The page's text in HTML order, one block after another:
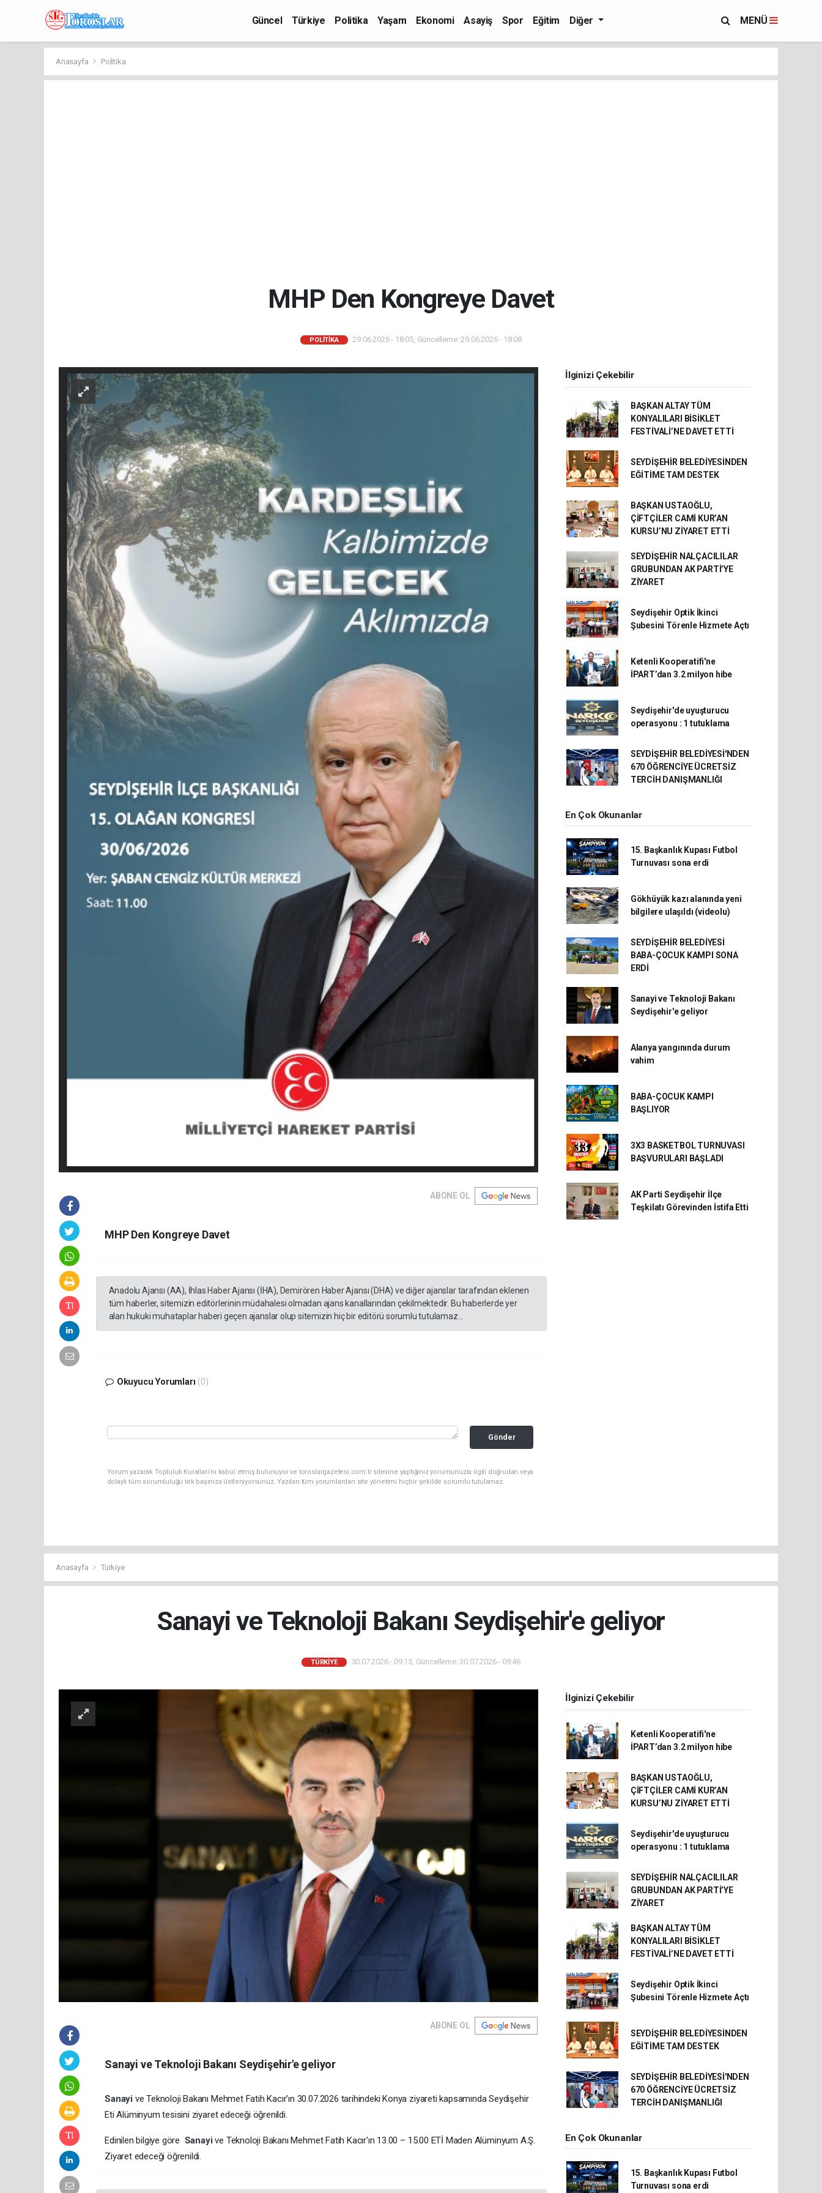
Güncel Türkiye Politika Yaşam Ekonomi Asayiş Spor Eğitim Diğer MENÜ
Anasayfa Politika
MHP Den Kongreye Davet
POLITIKA 29.06.2026 - 18:05, Güncelleme: 29.06.2026 - 18:08
ABONE OL
MHP Den Kongreye Davet
Anadolu Ajansı (AA), İhlas Haber Ajansı (İHA), Demirören Haber Ajansı (DHA) ve diğer ajanslar tarafından eklenen
tüm haberler, sitemizin editörlerinin müdahalesi olmadan ajans kanallarından çekilmektedir. Bu haberlerde yer
alan hukuki muhataplar haberi geçen ajanslar olup sitemizin hiç bir editörü sorumlu tutulamaz...
Okuyucu Yorumları (0)
Gönder
Yorum yazarak Topluluk Kuralları’nı kabul etmiş bulunuyor ve toroslargazetesi.com.tr sitesine yaptığınız yorumunuzla ilgili doğrudan veya
dolaylı tüm sorumluluğu tek başınıza üstleniyorsunuz. Yazılan tüm yorumlardan site yönetimi hiçbir şekilde sorumlu tutulamaz.
İlginizi Çekebilir
BAŞKAN ALTAY TÜM
KONYALILARI BİSİKLET
FESTİVALİ’NE DAVET ETTİ
SEYDİŞEHİR BELEDİYESİNDEN
EĞİTİME TAM DESTEK
BAŞKAN USTAOĞLU,
ÇİFTÇİLER CAMİ KUR’AN
KURSU’NU ZİYARET ETTİ
SEYDİŞEHİR NALÇACILILAR
GRUBUNDAN AK PARTİ’YE
ZİYARET
Seydişehir Optik İkinci
Şubesini Törenle Hizmete Açtı
Ketenli Kooperatifi'ne
İPART’dan 3.2 milyon hibe
Seydişehir'de uyuşturucu
operasyonu : 1 tutuklama
SEYDİŞEHİR BELEDİYESİ'NDEN
670 ÖĞRENCİYE ÜCRETSİZ
TERCİH DANIŞMANLIĞI
En Çok Okunanlar
15. Başkanlık Kupası Futbol
Turnuvası sona erdi
Gökhüyük kazı alanında yeni
bilgilere ulaşıldı (videolu)
SEYDİŞEHİR BELEDİYESİ
BABA-ÇOCUK KAMPI SONA
ERDİ
Sanayi ve Teknoloji Bakanı
Seydişehir'e geliyor
Alanya yangınında durum
vahim
BABA-ÇOCUK KAMPI
BAŞLIYOR
3X3 BASKETBOL TURNUVASI
BAŞVURULARI BAŞLADI
AK Parti Seydişehir İlçe
Teşkilatı Görevinden İstifa Etti
Anasayfa Türkiye
Sanayi ve Teknoloji Bakanı Seydişehir'e geliyor
TÜRKIYE 30.07.2026 - 09:15, Güncelleme: 30.07.2026 - 09:46
ABONE OL
Sanayi ve Teknoloji Bakanı Seydişehir'e geliyor
Sanayi ve Teknoloji Bakanı Mehmet Fatih Kacır'ın 30.07.2026 tarihindeki Konya ziyareti kapsamında Seydişehir
Eti Alüminyum tesisini ziyaret edeceği öğrenildi.
Edinilen bilgiye göre Sanayive Teknoloji Bakanı Mehmet Fatih Kacır'ın 13.00 – 15.00 ETİ Maden Alüminyum A.Ş.
Ziyaret edeceği öğrenildi.
İlginizi Çekebilir
Ketenli Kooperatifi'ne
İPART’dan 3.2 milyon hibe
BAŞKAN USTAOĞLU,
ÇİFTÇİLER CAMİ KUR’AN
KURSU’NU ZİYARET ETTİ
Seydişehir'de uyuşturucu
operasyonu : 1 tutuklama
SEYDİŞEHİR NALÇACILILAR
GRUBUNDAN AK PARTİ’YE
ZİYARET
BAŞKAN ALTAY TÜM
KONYALILARI BİSİKLET
FESTİVALİ’NE DAVET ETTİ
Seydişehir Optik İkinci
Şubesini Törenle Hizmete Açtı
SEYDİŞEHİR BELEDİYESİNDEN
EĞİTİME TAM DESTEK
SEYDİŞEHİR BELEDİYESİ'NDEN
670 ÖĞRENCİYE ÜCRETSİZ
TERCİH DANIŞMANLIĞI
En Çok Okunanlar
15. Başkanlık Kupası Futbol
Turnuvası sona erdi